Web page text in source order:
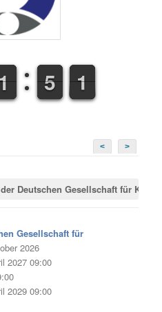
1
1
1
1 4
5
5 1
1
2
<
>
Deutschen Gesellschaft für
Gesellschaft für
2026
2027 09:00
2029 09:00